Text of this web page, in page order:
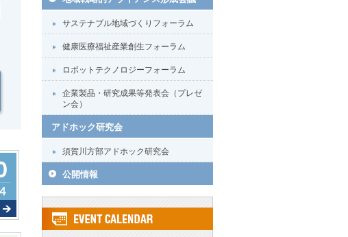
サステナブル地域づくりフォーラム
健康医療福祉産業創生フォーラム
ロボットテクノロジーフォーラム
企業製品・研究成果等発表会（プレゼ
ン会）
アドホック研究会
須賀川方部アドホック研究会
公開情報